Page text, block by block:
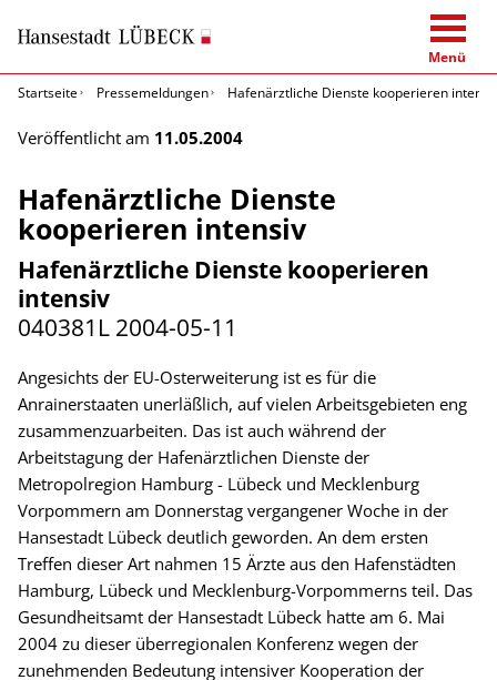
Menü
Startseite
Pressemeldungen Hafenärztliche Dienste kooperieren
Veröffentlicht am 11.05.2004
Hafenärztliche Dienste
kooperieren intensiv
Hafenärztliche Dienste kooperieren
intensiv
040381L 2004-05-11
Angesichts der EU-Osterweiterung ist es für die
Anrainerstaaten unerläßlich, auf vielen Arbeitsgebieten eng
zusammenzuarbeiten. Das ist auch während der
Arbeitstagung der Hafenärztlichen Dienste der
Metropolregion Hamburg - Lübeck und Mecklenburg
Vorpommern am Donnerstag vergangener Woche in der
Hansestadt Lübeck deutlich geworden. An dem ersten
Treffen dieser Art nahmen 15 Ärzte aus den Hafenstädten
Hamburg, Lübeck und Mecklenburg-Vorpommerns teil. Das
Gesundheitsamt der Hansestadt Lübeck hatte am 6. Mai
2004 zu dieser überregionalen Konferenz wegen der
zunehmenden Bedeutung intensiver Kooperation der